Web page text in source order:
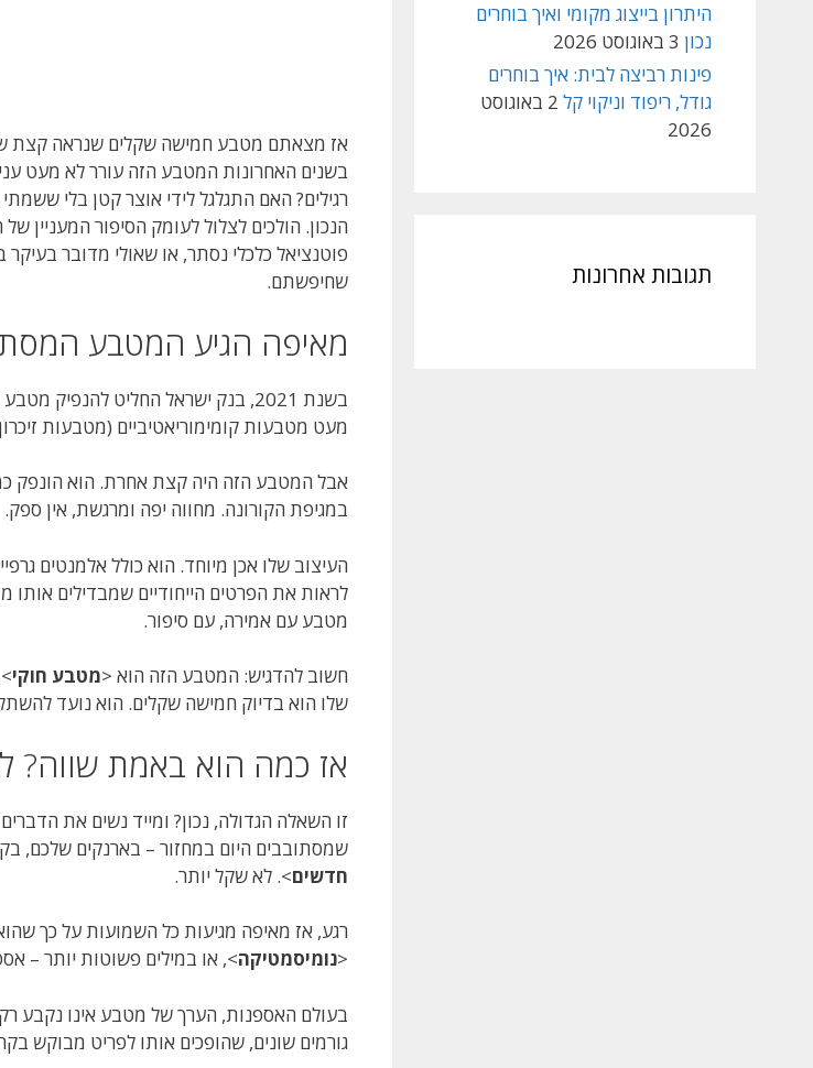
אז מצאתם מטבע חמישה שקלים שנראה קצת
בשנים האחרונות המטבע הזה עורר לא מעט
רגילים? האם התגלגל לידי אוצר קטן בלי
הנכון. הולכים לצלול לעומק הסיפור
פוטנציאל כלכלי נסתר, או שאולי מדובר
שחיפשתם.
מאיפה הגיע המטבע
בשנת 2021, בנק ישראל החליט
מעט מטבעות קומימוריאטיביים (מטבעות
אבל המטבע הזה היה קצת אחרת. הוא הונפק
במגיפת הקורונה. מחווה יפה ומרגשת, אין ספק.
העיצוב שלו אכן מיוחד. הוא כולל אלמנטים
מטבע עם אמירה, עם סיפור.
חשוב להדגיש: המטבע הזה הוא <מטבע חוקי
שלו הוא בדיוק חמישה שקלים. הוא נועד
אז כמה הוא באמת
זו השאלה הגדולה, נכון? ומייד נשים את
שמסתובבים היום במחזור – בארנקים שלכם,
חדשים>. לא שקל יותר.
רגע, אז מאיפה מגיעות כל השמועות על כך
<נומיסמטיקה>, או במילים פשוטות יותר –
בעולם האספנות, הערך של מטבע אינו נקבע
גורמים שונים, שהופכים אותו לפריט מבוקש
היתרון בייצוג מקומי ואיך בוחרים
נכון 3 באוגוסט 2026
פינות רביצה לבית: איך בוחרים
גודל, ריפוד וניקוי קל
2 באוגוסט
2026
תגובות אחרונות